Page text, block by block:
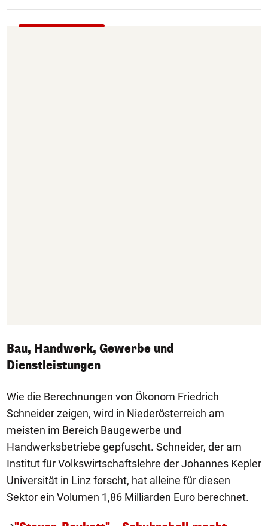
Bau, Handwerk, Gewerbe und
Dienstleistungen
Wie die Berechnungen von Ökonom Friedrich
Schneider zeigen, wird in Niederösterreich am
meisten im Bereich Baugewerbe und
Handwerksbetriebe gepfuscht. Schneider, der am
Institut für Volkswirtschaftslehre der Johannes Kepler
Universität in Linz forscht, hat alleine für diesen
Sektor ein Volumen 1,86 Milliarden Euro berechnet.